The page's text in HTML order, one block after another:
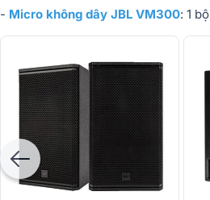
- Micro không dây JBL VM300: 1 bộ